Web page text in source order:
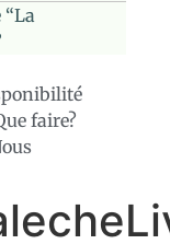
“La
faire?